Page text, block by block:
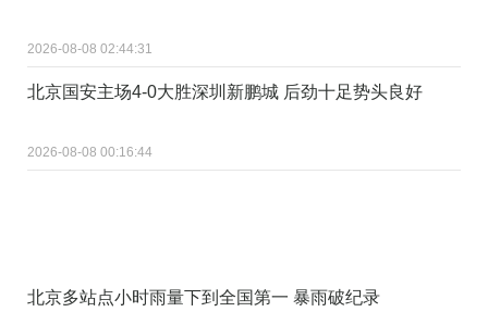
2026-08-08 02:44:31
北京国安主场4-0大胜深圳新鹏城 后劲十足势头良好
2026-08-08 00:16:44
北京多站点小时雨量下到全国第一 暴雨破纪录